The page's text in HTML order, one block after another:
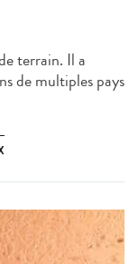
terrain. Il a
de multiples pays